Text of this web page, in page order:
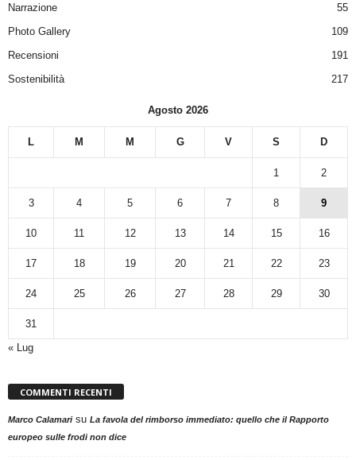
Narrazione
55
Photo Gallery
109
Recensioni
191
Sostenibilità
217
Agosto 2026
L M M G V S D
1 2
3 4 5 6 7 8 9
10 11 12 13 14 15 16
17 18 19 20 21 22 23
24 25 26 27 28 29 30
31
« Lug
COMMENTI RECENTI
Marco Calamarisu La favola del rimborso immediato: quello che il Rapporto
europeo sulle frodi non dice